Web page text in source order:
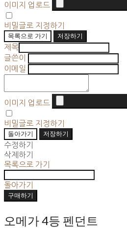
이미지 업로드
비밀글로 지정하기
목록으로 가기
저장하기
제목
글쓴이
이메일
이미지 업로드
비밀글로 지정하기
돌아가기
저장하기
수정하기
삭제하기
목록으로 가기
돌아가기
구매하기
오메가 4등 펜던트